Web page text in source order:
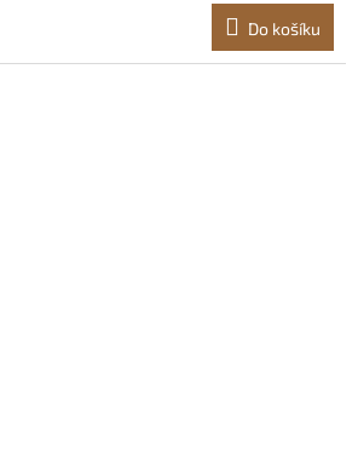
Do košíku